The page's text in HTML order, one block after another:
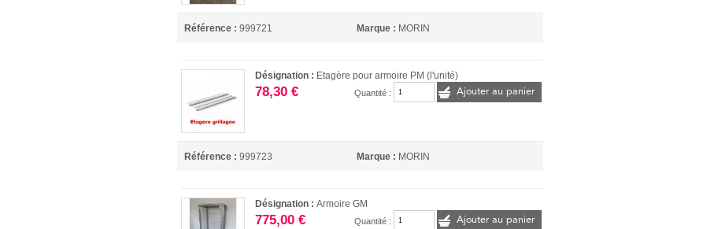
Référence : 999721 Marque : MORIN
Désignation : Etagère pour armoire PM (l'unité)
78,30 € Quantité : Ajouter au panier
Référence : 999723 Marque : MORIN
Désignation :Armoire GM
775,00 € Quantité : Ajouter au panier